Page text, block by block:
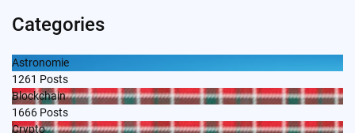
Categories
Astronomie
1261 Posts
Blockchain
1666 Posts
Crypto